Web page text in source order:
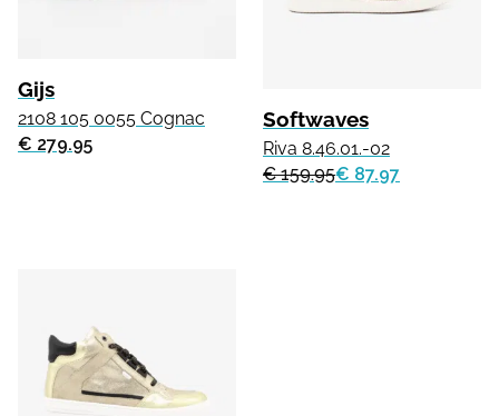
Gijs
2108 105 0055 Cognac
€ 279.95
Softwaves
Riva 8.46.01.-02
€ 159.95€ 87.97